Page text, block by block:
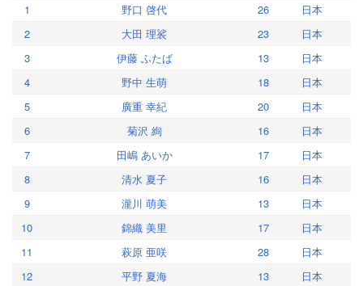
1 野口 啓代 26
日本
2
大田 理裟 23
日本
3
伊藤 ふたば 13
日本
4
野中 生萌 18
日本
5
廣重 幸紀 20
日本
6
菊沢 絢 16
日本
7
田嶋 あいか 17
日本
8
清水 夏子 16
日本
9
瀧川 萌美 13
日本
10
錦織 美里 17
日本
11
萩原 亜咲 28
日本
12
平野 夏海 13
日本